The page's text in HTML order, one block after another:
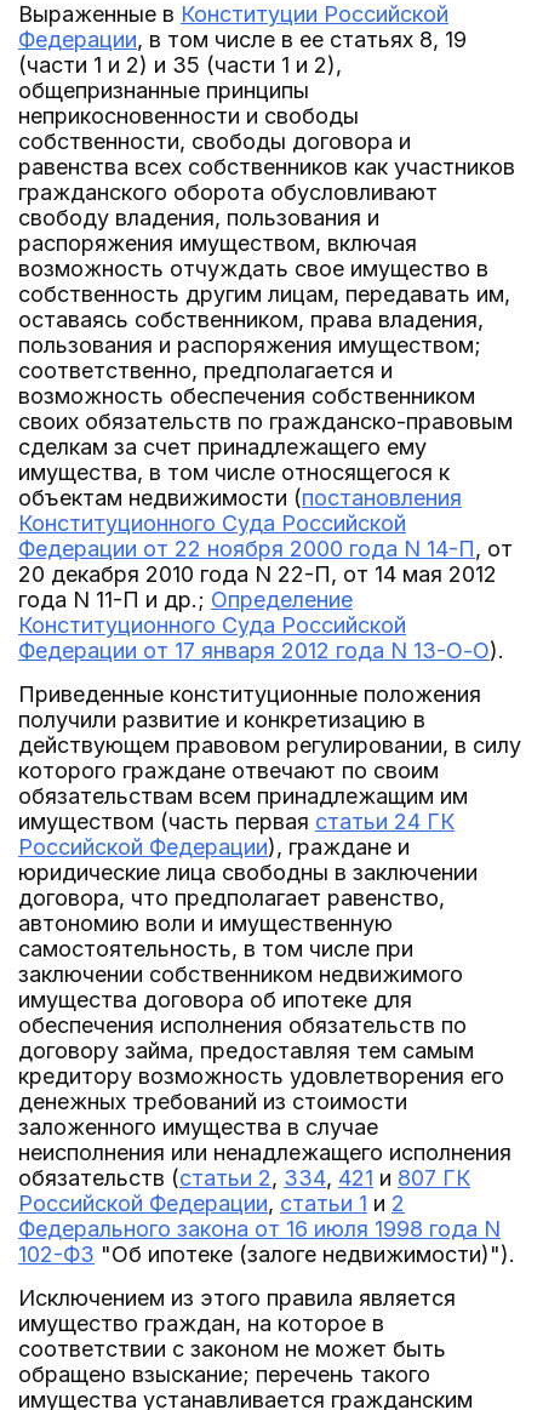
Выраженные в Конституции Российской
Федерации, в том числе в ее статьях 8, 19
(части 1 и 2) и 35 (части 1 и 2),
общепризнанные принципы
неприкосновенности и свободы
собственности, свободы договора и
равенства всех собственников как участников
гражданского оборота обусловливают
свободу владения, пользования и
распоряжения имуществом, включая
возможность отчуждать свое имущество в
собственность другим лицам, передавать им,
оставаясь собственником, права владения,
пользования и распоряжения имуществом;
соответственно, предполагается и
возможность обеспечения собственником
своих обязательств по гражданско-правовым
сделкам за счет принадлежащего ему
имущества, в том числе относящегося к
объектам недвижимости (постановления
Конституционного Суда Российской
Федерации от 22 ноября 2000 года N 14-П, от
20 декабря 2010 года N 22-П, от 14 мая 2012
года N 11-П и др.; Определение
Конституционного Суда Российской
Федерации от 17 января 2012 года N 13-О-О).
Приведенные конституционные положения
получили развитие и конкретизацию в
действующем правовом регулировании, в силу
которого граждане отвечают по своим
обязательствам всем принадлежащим им
имуществом (часть первая статьи 24 ГК
Российской Федерации), граждане и
юридические лица свободны в заключении
договора, что предполагает равенство,
автономию воли и имущественную
самостоятельность, в том числе при
заключении собственником недвижимого
имущества договора об ипотеке для
обеспечения исполнения обязательств по
договору займа, предоставляя тем самым
кредитору возможность удовлетворения его
денежных требований из стоимости
заложенного имущества в случае
неисполнения или ненадлежащего исполнения
обязательств (статьи 2, 334, 421 и 807 ГК
Российской Федерации, статьи 1 и 2
Федерального закона от 16 июля 1998 года N
102-ФЗ "Об ипотеке (залоге недвижимости)").
Исключением из этого правила является
имущество граждан, на которое в
соответствии с законом не может быть
обращено взыскание; перечень такого
имущества устанавливается гражданским